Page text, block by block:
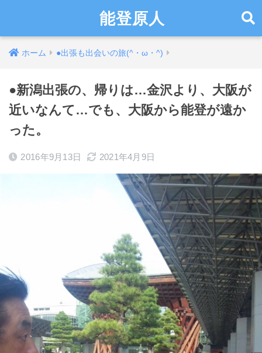
能登原人
ホーム ●出張も出会いの旅(^・ω・^)
●新潟出張の、帰りは…金沢より、大阪が
近いなんて…でも、大阪から能登が遠か
った。
2016年9月13日 2021年4月9日